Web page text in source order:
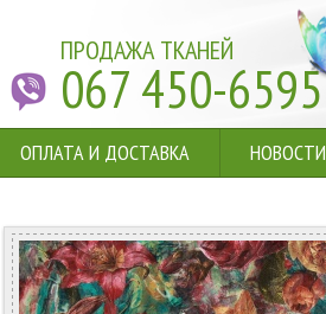
ПРОДАЖА ТКАНЕЙ
067 450-6595
ОПЛАТА И ДОСТАВКА НОВОСТИ